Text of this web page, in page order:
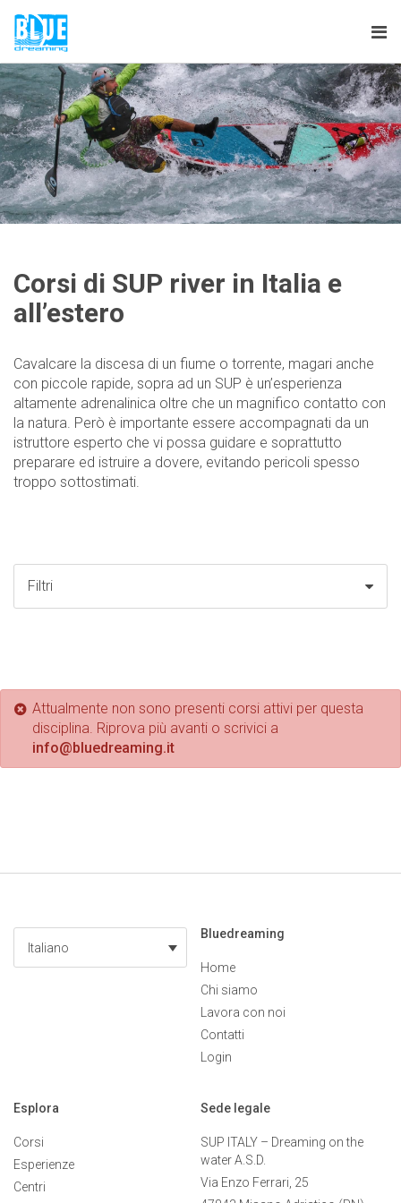
Corsi di SUP river in Italia e
all’estero
Cavalcare la discesa di un fiume o torrente, magari anche
con piccole rapide, sopra ad un SUP è un’esperienza
altamente adrenalinica oltre che un magnifico contatto con
la natura. Però è importante essere accompagnati da un
istruttore esperto che vi possa guidare e soprattutto
preparare ed istruire a dovere, evitando pericoli spesso
troppo sottostimati.
Filtri
Attualmente non sono presenti corsi attivi per questa
disciplina. Riprova più avanti o scrivici a
info@bluedreaming.it
Italiano
Bluedreaming
Home
Chi siamo
Lavora con noi
Contatti
Login
Esplora
Corsi
Esperienze
Centri
Sede legale
SUP ITALY – Dreaming on the
water A.S.D.
Via Enzo Ferrari, 25